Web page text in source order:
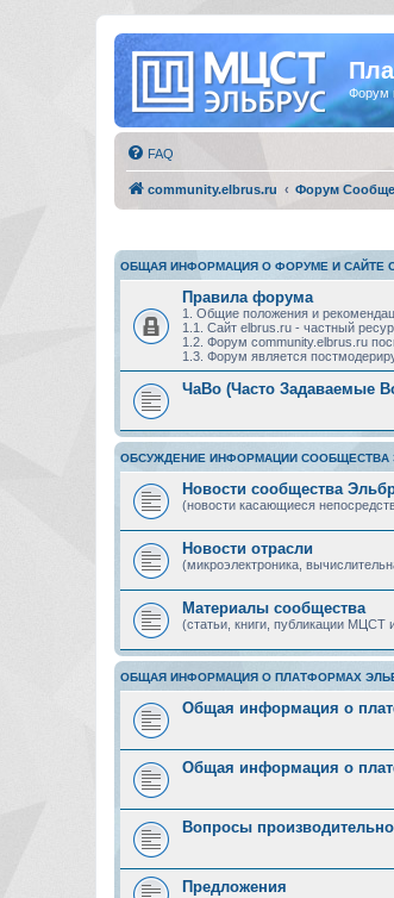
Форум
FAQ
community.elbrus.ru Форум
ОБЩАЯ ИНФОРМАЦИЯ О ФОРУМЕ И САЙТЕ
Правила форума
1. Общие положения и
1.1. Сайт elbrus.ru - частный
1.2. Форум community.elbrus.ru
1.3. Форум является
ЧаВо (Часто Задаваемые
ОБСУЖДЕНИЕ ИНФОРМАЦИИ СООБЩЕСТВА
Новости сообщества
(новости касающиеся
Новости отрасли
(микроэлектроника,
Материалы сообщества
(статьи, книги, публикации МЦСТ
ОБЩАЯ ИНФОРМАЦИЯ О ПЛАТФОРМАХ
Общая информация о
Общая информация о
Вопросы
Предложения